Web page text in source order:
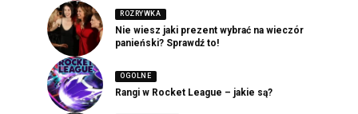
ROZRYWKA
Nie wiesz jaki prezent wybrać na wieczór
panieński? Sprawdź to!
OGOLNE
Rangi w Rocket League – jakie są?